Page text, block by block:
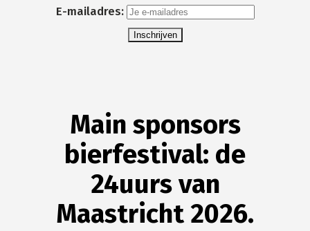
E-mailadres:
Main sponsors
bierfestival: de
24uurs van
Maastricht 2026.